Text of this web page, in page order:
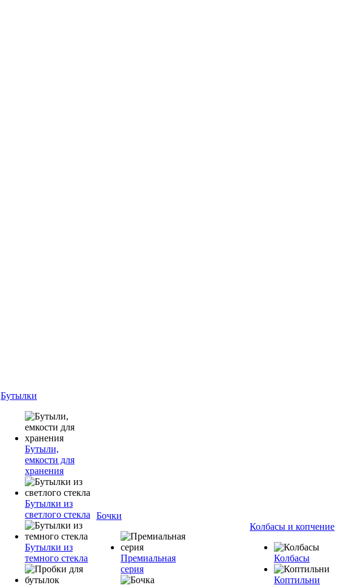
Бутылки
Бутыли,
емкости для
хранения
Бутылки из
светлого стекла
Бутылки из
темного стекла
Бочки
Премиальная
серия
Колбасы и копчение
Колбасы
Коптильни